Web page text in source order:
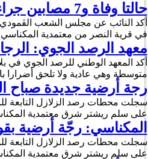
حالتا وفاة و7 مصابين جراء تسمّم عائلة بالمكناسي: التفاصيل
في قرية النصر من معتمدية
معهد الرصد الجوي:
أكد المعهد الوطني للرصد الجوي في
متوسطة وهي عادية ولا تلحق أضرارا
رجة أرضية جديدة صباح
على سلم ريشتر شرق معتمدية
المكناسي: رجّة أرضية بقوة 3.5
على سلم ريشتر شرق معتمدية